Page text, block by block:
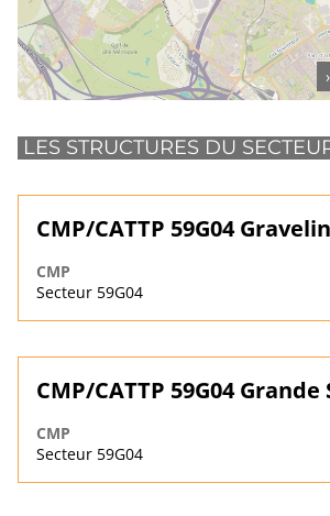
LES STRUCTURES DU
CMP/CATTP 59G04
CMP
Secteur 59G04
CMP/CATTP 59G04
CMP
Secteur 59G04